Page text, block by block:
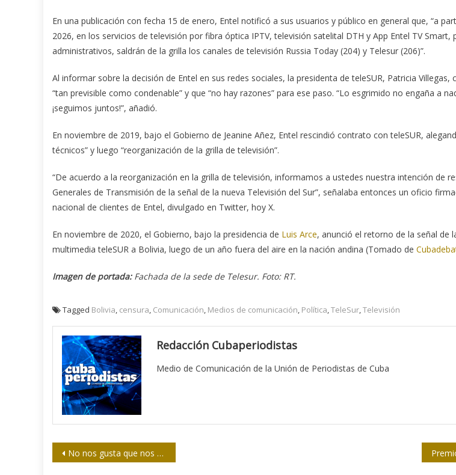
En una publicación con fecha 15 de enero, Entel notificó a sus usuarios y público en general que, “a
2026, en los servicios de televisión por fibra óptica IPTV, televisión satelital DTH y App Entel TV Smart,
administrativos, saldrán de la grilla los canales de televisión Russia Today (204) y Telesur (206)”.
Al informar sobre la decisión de Entel en sus redes sociales, la presidenta de teleSUR, Patricia Villegas,
“tan previsible como condenable” y que “no hay razones” para ese paso. “Lo esgrimido no engaña a
¡seguimos juntos!”, añadió.
En noviembre de 2019, bajo el Gobierno de Jeanine Añez, Entel rescindió contrato con teleSUR,
técnicos” y luego “reorganización de la grilla de televisión”.
“De acuerdo a la reorganización en la grilla de televisión, informamos a ustedes nuestra intención de
Generales de Transmisión de la señal de la nueva Televisión del Sur”, señalaba entonces un oficio
nacional de clientes de Entel, divulgado en Twitter, hoy X.
En noviembre de 2020, el Gobierno, bajo la presidencia de Luis Arce, anunció el retorno de la señal de
multimedia teleSUR a Bolivia, luego de un año fuera del aire en la nación andina (Tomado de
Imagen de portada: Fachada de la sede de Telesur. Foto: RT.
Tagged Bolivia, censura, Comunicación, Medios de comunicación, Política,TeleSur,Televisión
Redacción Cubaperiodistas
Medio de Comunicación de la Unión de Periodistas de Cuba
Navegación
No nos gusta que nos amenacen